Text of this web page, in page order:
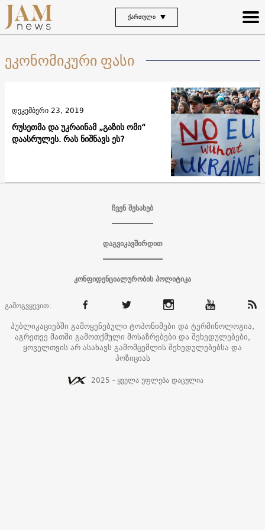
ᲥᲐᲠᲗᲣᲚᲘ
ეკონომიკური ფასი
რუსეთმა და უკრაინამ „გაზის ომი“
დაასრულეს. რას ნიშნავს ეს?
დეკემბერი 23, 2019
ჩვენ შესახებ
დაგვიკავშირდით
კონფიდენციალურობის პოლიტიკა
გამოგვყევით:
პუბლიკაციებში გამოყენებული ტოპონიმები და ტერმინოლოგია,
აგრეთვე მათში გამოთქმული მოსაზრებები და შეხედულებები,
ყოველთვის არ ასახავს გამომცემლის შეხედულებებსა და
პოზიციას
2025 - ყველა უფლება დაცულია